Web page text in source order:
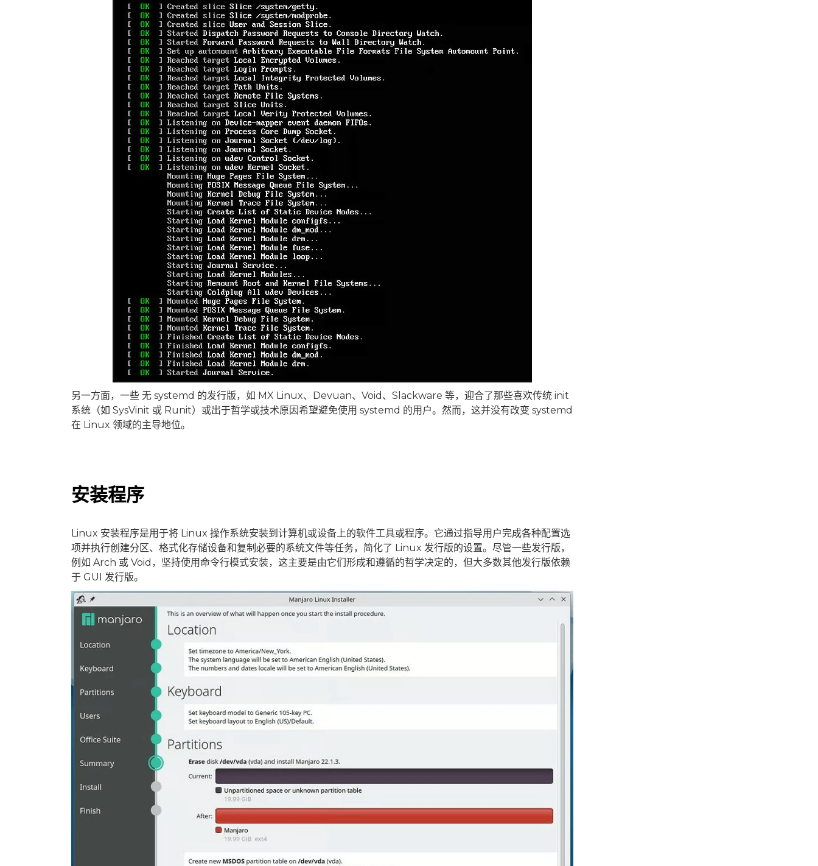
另一方面，一些 无 systemd 的发行版，如 MX Linux、Devuan、Void、Slackware 等，迎合了那些喜欢传统 init
系统（如 SysVinit 或 Runit）或出于哲学或技术原因希望避免使用 systemd 的用户。然而，这并没有改变 systemd
在 Linux 领域的主导地位。
安装程序
Linux 安装程序是用于将 Linux 操作系统安装到计算机或设备上的软件工具或程序。它通过指导用户完成各种配置选
项并执行创建分区、格式化存储设备和复制必要的系统文件等任务，简化了 Linux 发行版的设置。尽管一些发行版，
例如 Arch 或 Void，坚持使用命令行模式安装，这主要是由它们形成和遵循的哲学决定的，但大多数其他发行版依赖
于 GUI 发行版。